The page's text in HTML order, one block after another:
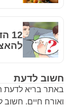
חשוב לדעת
באתר בריא לדעת
ואורח חיים. חשוב